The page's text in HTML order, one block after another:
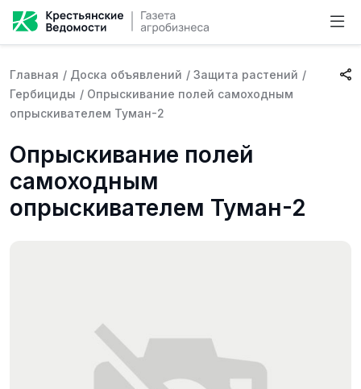
Главная / Доска объявлений / Защита растений /
Гербициды / Опрыскивание полей самоходным
опрыскивателем Туман-2
Опрыскивание полей
самоходным
опрыскивателем Туман-2